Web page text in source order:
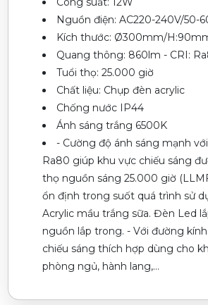
Nguồn điện: AC220-240V/50-
Kích thước: Ø300mm/
Quang thông: 860lm - CRI:
Tuổi thọ: 25.000 giờ
Chất liệu: Chụp đèn acrylic
Chống nước IP44
Ánh sáng trắng 6500K
- Cường độ ánh sáng mạnh
Ra80 giúp khu vực chiếu sáng
thọ nguồn sáng 25.000 giờ
ổn định trong suốt quá trình sử
Acrylic mầu trắng sữa. Đèn Led
nguồn lắp trong. - Với đường
chiếu sáng thích hợp dùng cho
phòng ngủ, hành lang,...